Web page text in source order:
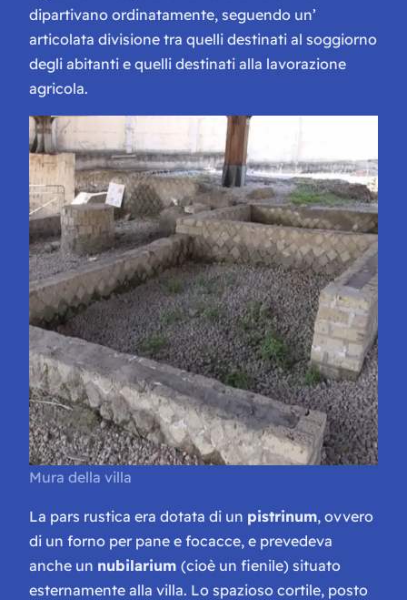
dipartivano ordinatamente, seguendo un’
articolata divisione tra quelli destinati al soggiorno
degli abitanti e quelli destinati alla lavorazione
agricola.
Mura della villa
La pars rustica era dotata di un pistrinum, ovvero
di un forno per pane e focacce, e prevedeva
anche un nubilarium (cioè un fienile) situato
esternamente alla villa. Lo spazioso cortile, posto